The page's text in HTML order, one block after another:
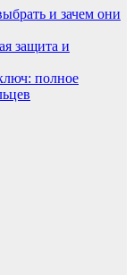
и зачем они
защита и
полное